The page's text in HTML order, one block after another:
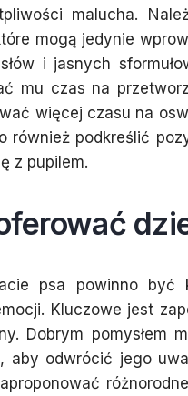
malucha.
mogą jedynie
i jasnych
mu czas na
więcej czasu na
również podkreślić
z pupilem.
psa powinno być
Kluczowe jest
Dobrym pomysłem
aby odwrócić jego